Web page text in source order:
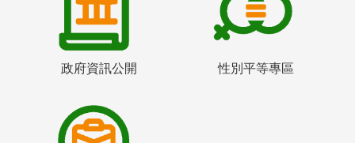
政府資訊公開 性別平等專區